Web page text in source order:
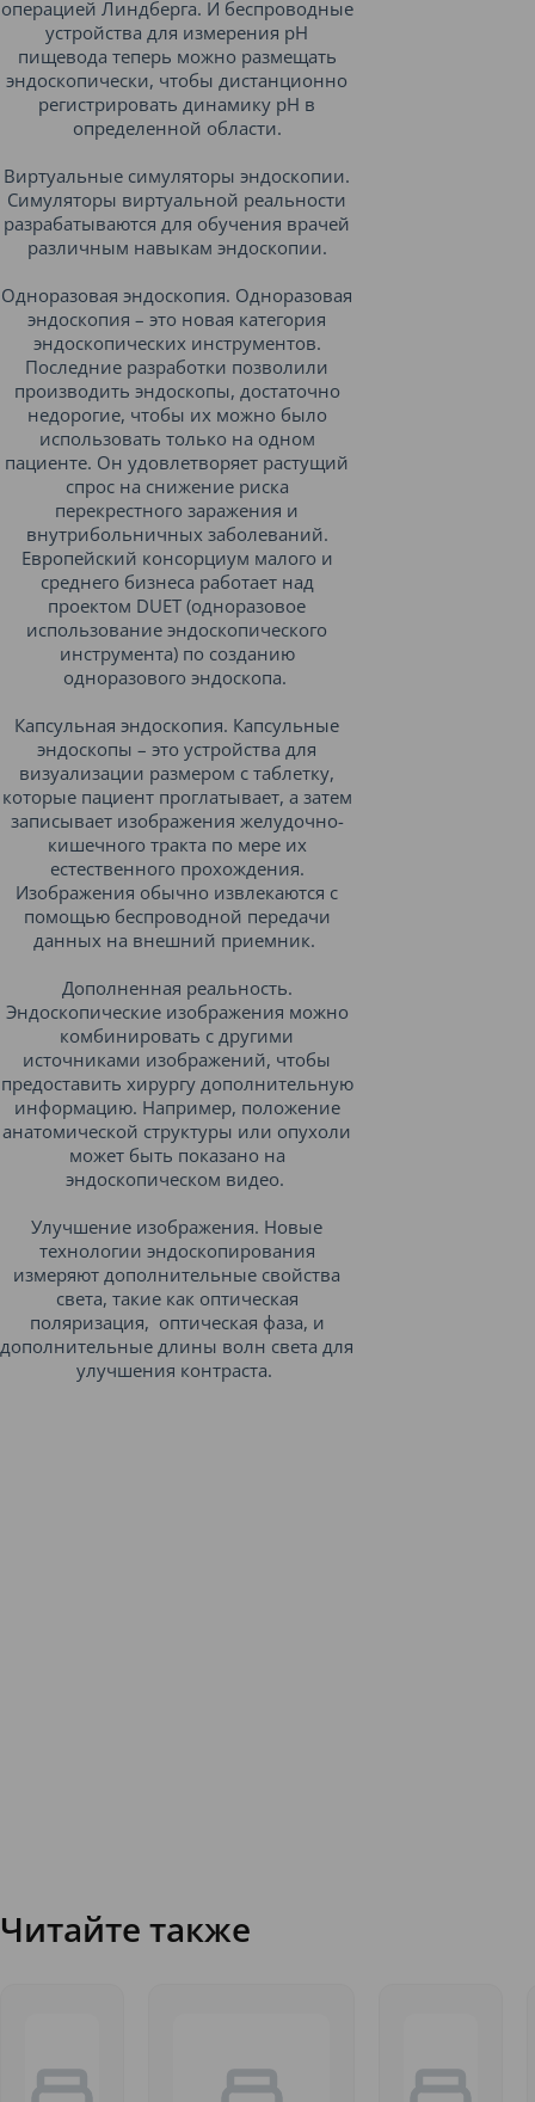
операцией Линдберга. И беспроводные
устройства для измерения рН
пищевода теперь можно размещать
эндоскопически, чтобы дистанционно
регистрировать динамику рН в
определенной области.
Виртуальные симуляторы эндоскопии.
Симуляторы виртуальной реальности
разрабатываются для обучения врачей
различным навыкам эндоскопии.
Одноразовая эндоскопия. Одноразовая
эндоскопия – это новая категория
эндоскопических инструментов.
Последние разработки позволили
производить эндоскопы, достаточно
недорогие, чтобы их можно было
использовать только на одном
пациенте. Он удовлетворяет растущий
спрос на снижение риска
перекрестного заражения и
внутрибольничных заболеваний.
Европейский консорциум малого и
среднего бизнеса работает над
проектом DUET (одноразовое
использование эндоскопического
инструмента) по созданию
одноразового эндоскопа.
Капсульная эндоскопия. Капсульные
эндоскопы – это устройства для
визуализации размером с таблетку,
которые пациент проглатывает, а затем
записывает изображения желудочно-
кишечного тракта по мере их
естественного прохождения.
Изображения обычно извлекаются с
помощью беспроводной передачи
данных на внешний приемник.
Дополненная реальность.
Эндоскопические изображения можно
комбинировать с другими
источниками изображений, чтобы
предоставить хирургу дополнительную
информацию. Например, положение
анатомической структуры или опухоли
может быть показано на
эндоскопическом видео.
Улучшение изображения. Новые
технологии эндоскопирования
измеряют дополнительные свойства
света, такие как оптическая
поляризация, оптическая фаза, и
дополнительные длины волн света для
улучшения контраста.
Читайте также